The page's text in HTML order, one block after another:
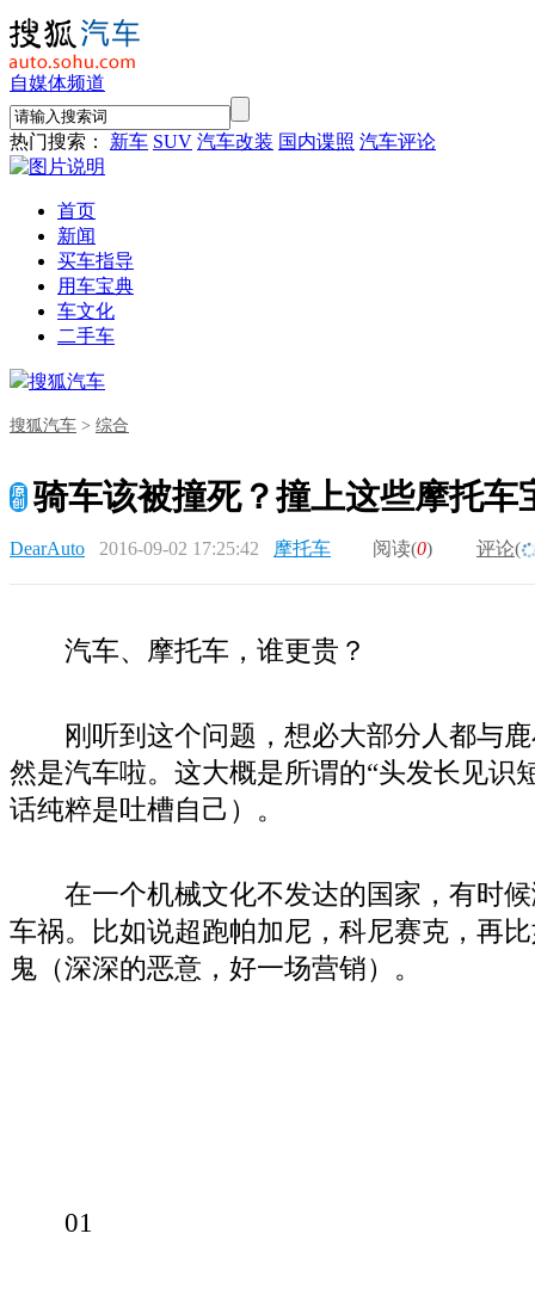
自媒体频道
热门搜索： 新车 SUV 汽车改装 国内谍照 汽车评论
首页
新闻
买车指导
用车宝典
车文化
二手车
搜狐汽车
搜狐汽车 > 综合
骑车该被撞死？撞上这些摩托车
DearAuto 2016-09-02 17:25:42 摩托车 阅读(0) 评论(
汽车、摩托车，谁更贵？
刚听到这个问题，想必大部分人都与鹿
然是汽车啦。这大概是所谓的“头发长见识
话纯粹是吐槽自己）。
在一个机械文化不发达的国家，有时候
车祸。比如说超跑帕加尼，科尼赛克，再
鬼（深深的恶意，好一场营销）。
01